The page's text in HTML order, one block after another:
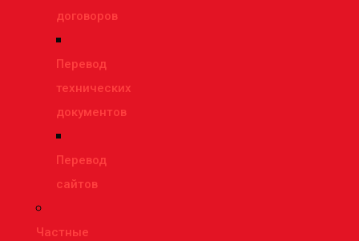
договоров
Перевод
технических
документов
Перевод
сайтов
Частные